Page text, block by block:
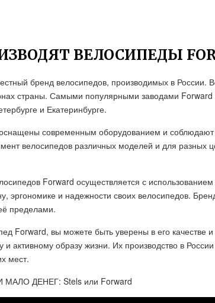
ВЕЛОСИПЕДЫ
бренд велосипедов, производимых в России.
страны. Самыми популярными заводами
и Екатеринбурге.
современным оборудованием и соблюдают
велосипедов различных моделей и для разных
Forward осуществляется с
эргономике и надежности своих велосипедов.
пределами.
Forward, вы можете быть уверены в его качестве
и активному образу жизни. Их производство в
мест.
ДЕНЕГ: Stels или Forward